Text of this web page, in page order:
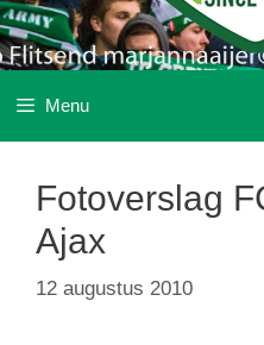
Menu
Fotoverslag
Ajax
12 augustus 2010